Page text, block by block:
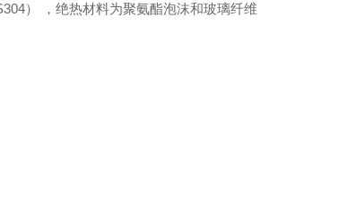
） ，绝热材料为聚氨酯泡沫和玻璃纤维